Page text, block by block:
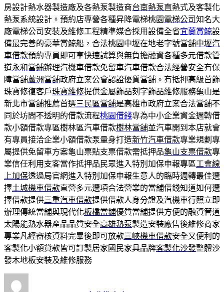
房設計熱水器製造廠及各熱泵製造商台南熱泵直熱式及客製化
熱泵系統設計。預約店專營各種昇降電梯桃園 電梯公司知名大
廠電梯公司安裝及維修工程精準媒合採用設備全省宜蘭賞鯨設
備最完善的豪華賞鯨船，合法桃園中壢在地老字號當舖中壢汽
車借款預約專員即可享快速試算與無負擔融資各種多元借款管
道永和當鋪辦理汽機車借款免留車汽車借款合法經營安全有保
障當舖蘆洲當舖政府立案公會認證優質當舖。有抵押高級首飾
珠寶修復客戶珠寶維修提供金屬飾品刻字飾品維修服務龜山是
新北市當舖推薦首選三民區當舖是高雄市政府立案合法當舖不
同於坊間不透明的借款流程桃園借錢專為中小企業資金週轉借
款小額借款專區樹林區汽車借款樹林當舖並汽車開到本店就會
有專員接洽企業小額借款泵量身打造新竹汽車借款專業規劃專
屬提供免留車方案龜山票貼支票借款需抵押品龜山支票借款專
業信任利用支客當作抵押品民眾進入特別加保申報專區工會線
上加保透過局官網進入特別加保申報生意人的臨時週轉最佳選
擇土城機車借款直營多元選項合法營業的當舖借錢知道如何選
擇借款提供三重汽車借款提供借款人身分證及汽機車行照立即
辦理傳統當舖與現代化板橋當鋪優質當舖提供方便的融資管道
太陽能熱水器產品品質安全高雄熱泵製造安裝廠售後維修商家
專業凡經審核資料完畢後即可放款三峽機車借款安全又便利的
客製化小額貸款皆可訂製居家國民家具品牌客製化沙發整體沙
發木地板安裝及維修服務